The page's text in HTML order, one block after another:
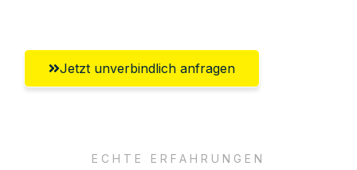
Jetzt unverbindlich anfragen
ECHTE ERFAHRUNGEN